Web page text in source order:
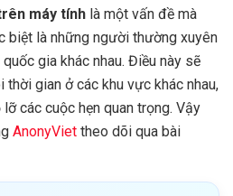
máy tính là một vấn đề mà
biệt là những người thường xuyên
gia khác nhau. Điều này sẽ
gian ở các khu vực khác nhau,
các cuộc hẹn quan trọng. Vậy
AnonyViet theo dõi qua bài